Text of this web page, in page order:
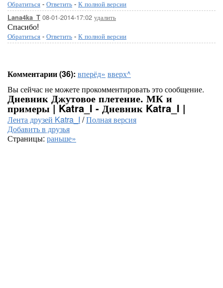
Обратиться - Ответить - К полной версии
Lana4ka_T 08-01-2014-17:02 удалить
Спасибо!
Обратиться - Ответить - К полной версии
Комментарии (36): вперёд» вверх^
Вы сейчас не можете прокомментировать это сообщение.
Дневник Джутовое плетение. МК и
примеры | Katra_I - Дневник Katra_I |
Лента друзей Katra_I /Полная версия
Добавить в друзья
Страницы: раньше»